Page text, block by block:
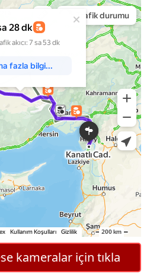
kameralar için tıkla